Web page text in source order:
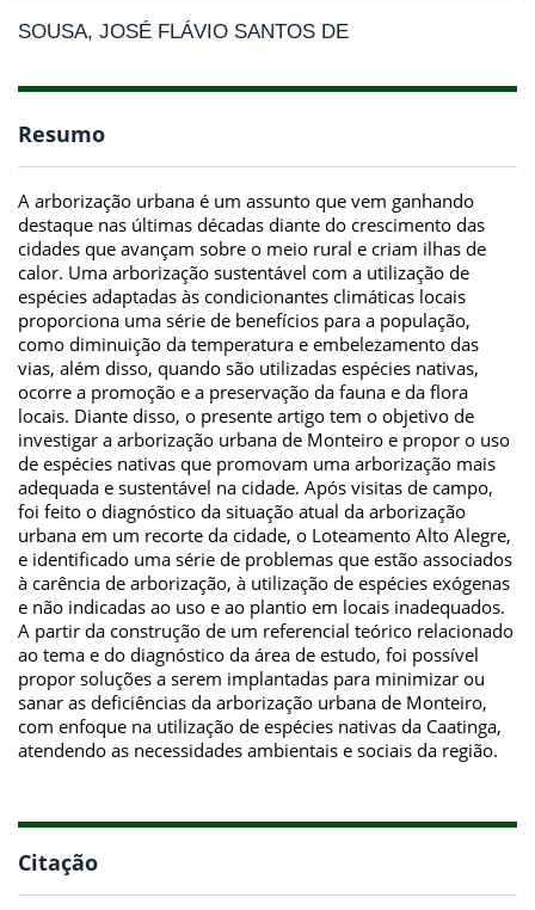
SOUSA, JOSÉ FLÁVIO SANTOS DE
Resumo
A arborização urbana é um assunto que vem ganhando
destaque nas últimas décadas diante do crescimento das
cidades que avançam sobre o meio rural e criam ilhas de
calor. Uma arborização sustentável com a utilização de
espécies adaptadas às condicionantes climáticas locais
proporciona uma série de benefícios para a população,
como diminuição da temperatura e embelezamento das
vias, além disso, quando são utilizadas espécies nativas,
ocorre a promoção e a preservação da fauna e da flora
locais. Diante disso, o presente artigo tem o objetivo de
investigar a arborização urbana de Monteiro e propor o uso
de espécies nativas que promovam uma arborização mais
adequada e sustentável na cidade. Após visitas de campo,
foi feito o diagnóstico da situação atual da arborização
urbana em um recorte da cidade, o Loteamento Alto Alegre,
e identificado uma série de problemas que estão associados
à carência de arborização, à utilização de espécies exógenas
e não indicadas ao uso e ao plantio em locais inadequados.
A partir da construção de um referencial teórico relacionado
ao tema e do diagnóstico da área de estudo, foi possível
propor soluções a serem implantadas para minimizar ou
sanar as deficiências da arborização urbana de Monteiro,
com enfoque na utilização de espécies nativas da Caatinga,
atendendo as necessidades ambientais e sociais da região.
Citação